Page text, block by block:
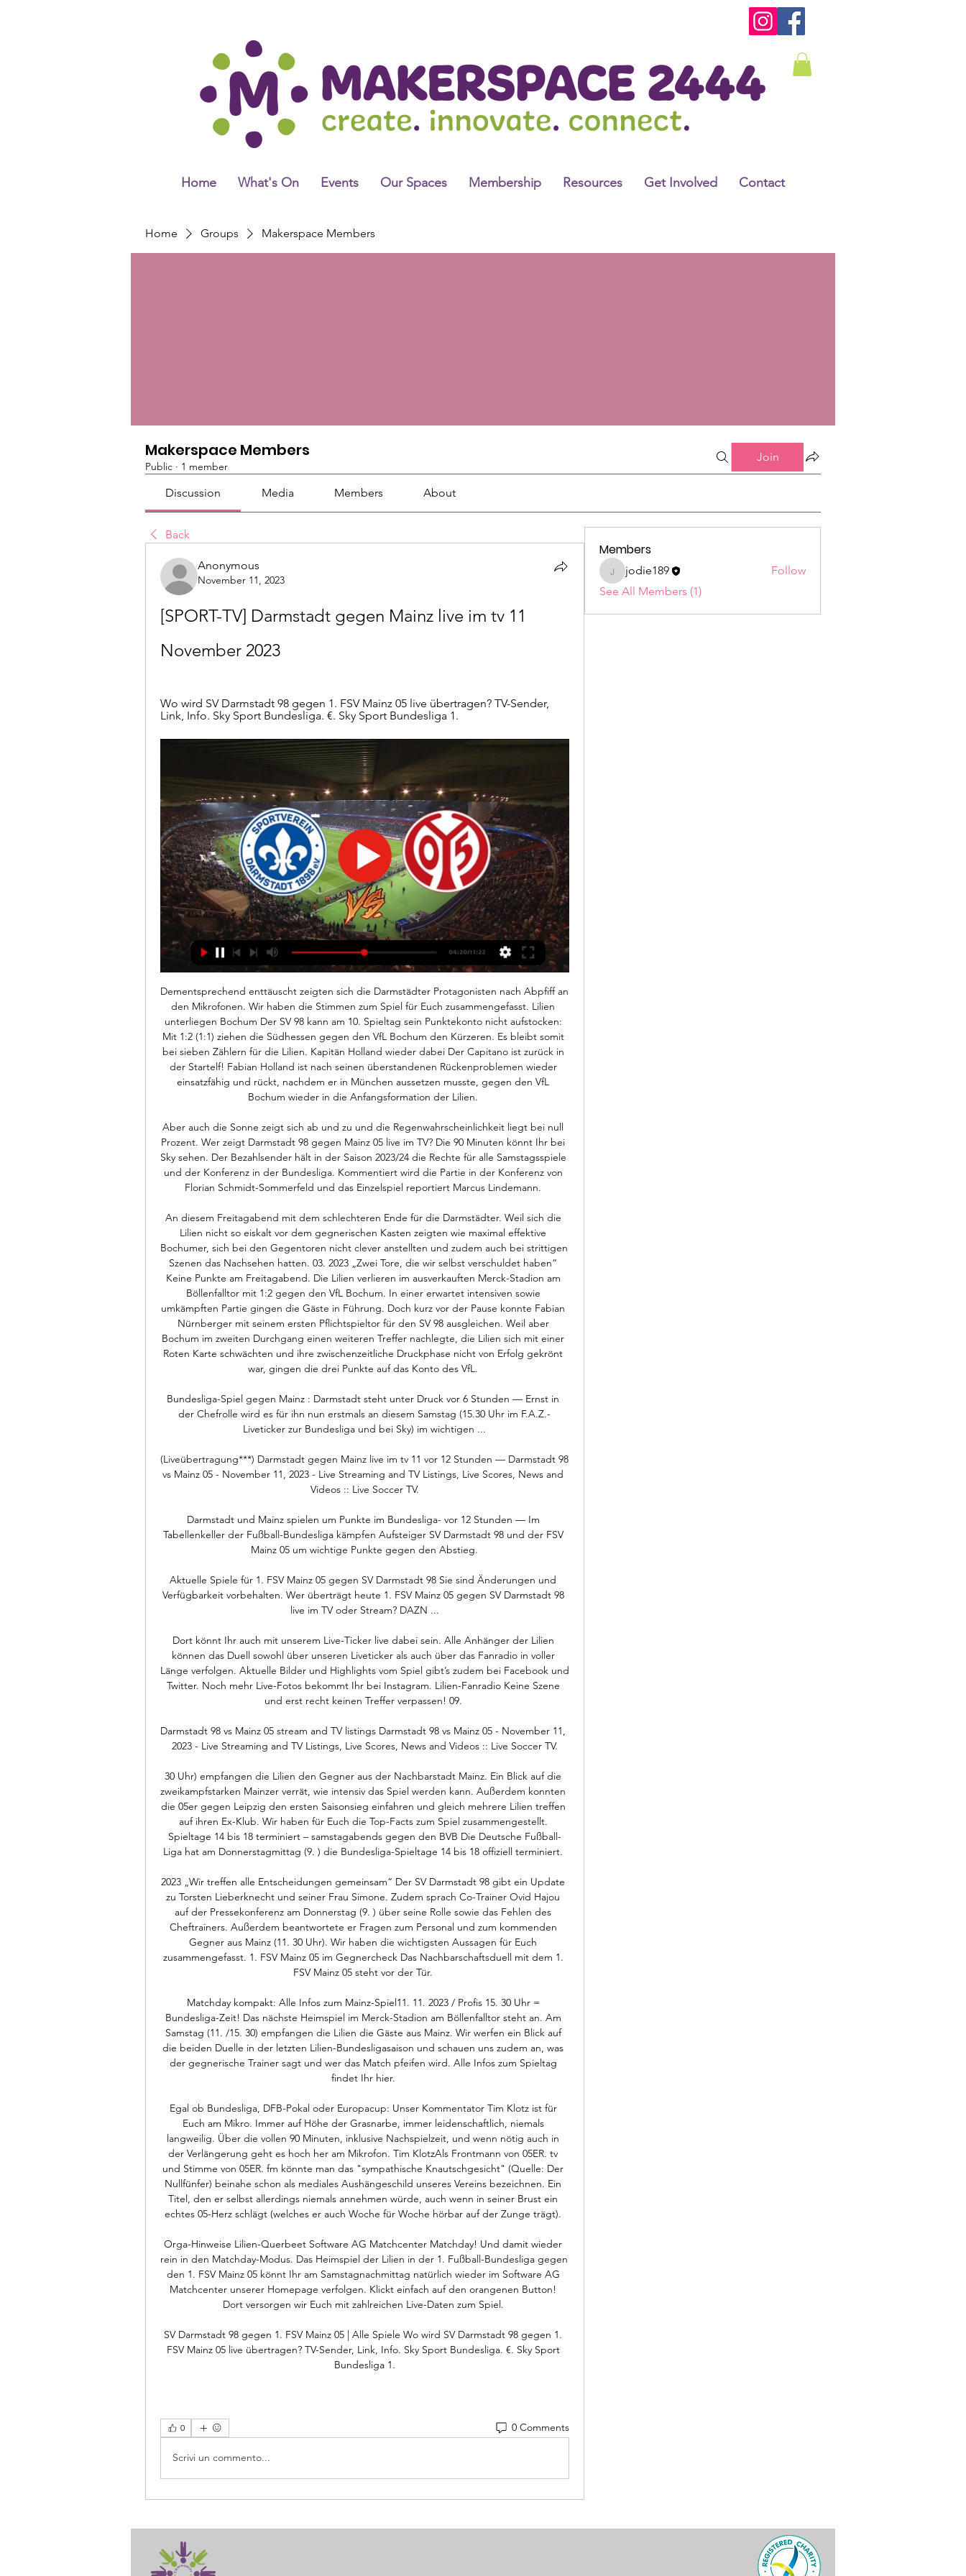
Home What's On Events Our Spaces Membership Resources Get Involved Contact
Home Groups Makerspace Members
Makerspace Members
Public · 1 member
Join
Discussion Media Members About
Back
Anonymous
November 11, 2023
[SPORT-TV] Darmstadt gegen Mainz live im tv 11
November 2023
Wo wird SV Darmstadt 98 gegen 1. FSV Mainz 05 live übertragen? TV-Sender,
Link, Info. Sky Sport Bundesliga. €. Sky Sport Bundesliga 1.
Dementsprechend enttäuscht zeigten sich die Darmstädter Protagonisten nach Abpfiff an
den Mikrofonen. Wir haben die Stimmen zum Spiel für Euch zusammengefasst. Lilien
unterliegen Bochum Der SV 98 kann am 10. Spieltag sein Punktekonto nicht aufstocken:
Mit 1:2 (1:1) ziehen die Südhessen gegen den VfL Bochum den Kürzeren. Es bleibt somit
bei sieben Zählern für die Lilien. Kapitän Holland wieder dabei Der Capitano ist zurück in
der Startelf! Fabian Holland ist nach seinen überstandenen Rückenproblemen wieder
einsatzfähig und rückt, nachdem er in München aussetzen musste, gegen den VfL
Bochum wieder in die Anfangsformation der Lilien.
Aber auch die Sonne zeigt sich ab und zu und die Regenwahrscheinlichkeit liegt bei null
Prozent. Wer zeigt Darmstadt 98 gegen Mainz 05 live im TV? Die 90 Minuten könnt Ihr bei
Sky sehen. Der Bezahlsender hält in der Saison 2023/24 die Rechte für alle Samstagsspiele
und der Konferenz in der Bundesliga. Kommentiert wird die Partie in der Konferenz von
Florian Schmidt-Sommerfeld und das Einzelspiel reportiert Marcus Lindemann.
An diesem Freitagabend mit dem schlechteren Ende für die Darmstädter. Weil sich die
Lilien nicht so eiskalt vor dem gegnerischen Kasten zeigten wie maximal effektive
Bochumer, sich bei den Gegentoren nicht clever anstellten und zudem auch bei strittigen
Szenen das Nachsehen hatten. 03. 2023 „Zwei Tore, die wir selbst verschuldet haben“
Keine Punkte am Freitagabend. Die Lilien verlieren im ausverkauften Merck-Stadion am
Böllenfalltor mit 1:2 gegen den VfL Bochum. In einer erwartet intensiven sowie
umkämpften Partie gingen die Gäste in Führung. Doch kurz vor der Pause konnte Fabian
Nürnberger mit seinem ersten Pflichtspieltor für den SV 98 ausgleichen. Weil aber
Bochum im zweiten Durchgang einen weiteren Treffer nachlegte, die Lilien sich mit einer
Roten Karte schwächten und ihre zwischenzeitliche Druckphase nicht von Erfolg gekrönt
war, gingen die drei Punkte auf das Konto des VfL.
Bundesliga-Spiel gegen Mainz : Darmstadt steht unter Druck vor 6 Stunden — Ernst in
der Chefrolle wird es für ihn nun erstmals an diesem Samstag (15.30 Uhr im F.A.Z.-
Liveticker zur Bundesliga und bei Sky) im wichtigen ...
(Liveübertragung***) Darmstadt gegen Mainz live im tv 11 vor 12 Stunden — Darmstadt 98
vs Mainz 05 - November 11, 2023 - Live Streaming and TV Listings, Live Scores, News and
Videos :: Live Soccer TV.
Darmstadt und Mainz spielen um Punkte im Bundesliga- vor 12 Stunden — Im
Tabellenkeller der Fußball-Bundesliga kämpfen Aufsteiger SV Darmstadt 98 und der FSV
Mainz 05 um wichtige Punkte gegen den Abstieg.
Aktuelle Spiele für 1. FSV Mainz 05 gegen SV Darmstadt 98 Sie sind Änderungen und
Verfügbarkeit vorbehalten. Wer überträgt heute 1. FSV Mainz 05 gegen SV Darmstadt 98
live im TV oder Stream? DAZN ...
Dort könnt Ihr auch mit unserem Live-Ticker live dabei sein. Alle Anhänger der Lilien
können das Duell sowohl über unseren Liveticker als auch über das Fanradio in voller
Länge verfolgen. Aktuelle Bilder und Highlights vom Spiel gibt’s zudem bei Facebook und
Twitter. Noch mehr Live-Fotos bekommt Ihr bei Instagram. Lilien-Fanradio Keine Szene
und erst recht keinen Treffer verpassen! 09.
Darmstadt 98 vs Mainz 05 stream and TV listings Darmstadt 98 vs Mainz 05 - November 11,
2023 - Live Streaming and TV Listings, Live Scores, News and Videos :: Live Soccer TV.
30 Uhr) empfangen die Lilien den Gegner aus der Nachbarstadt Mainz. Ein Blick auf die
zweikampfstarken Mainzer verrät, wie intensiv das Spiel werden kann. Außerdem konnten
die 05er gegen Leipzig den ersten Saisonsieg einfahren und gleich mehrere Lilien treffen
auf ihren Ex-Klub. Wir haben für Euch die Top-Facts zum Spiel zusammengestellt.
Spieltage 14 bis 18 terminiert – samstagabends gegen den BVB Die Deutsche Fußball-
Liga hat am Donnerstagmittag (9. ) die Bundesliga-Spieltage 14 bis 18 offiziell terminiert.
2023 „Wir treffen alle Entscheidungen gemeinsam“ Der SV Darmstadt 98 gibt ein Update
zu Torsten Lieberknecht und seiner Frau Simone. Zudem sprach Co-Trainer Ovid Hajou
auf der Pressekonferenz am Donnerstag (9. ) über seine Rolle sowie das Fehlen des
Cheftrainers. Außerdem beantwortete er Fragen zum Personal und zum kommenden
Gegner aus Mainz (11. 30 Uhr). Wir haben die wichtigsten Aussagen für Euch
zusammengefasst. 1. FSV Mainz 05 im Gegnercheck Das Nachbarschaftsduell mit dem 1.
FSV Mainz 05 steht vor der Tür.
Matchday kompakt: Alle Infos zum Mainz-Spiel11. 11. 2023 / Profis 15. 30 Uhr =
Bundesliga-Zeit! Das nächste Heimspiel im Merck-Stadion am Böllenfalltor steht an. Am
Samstag (11. /15. 30) empfangen die Lilien die Gäste aus Mainz. Wir werfen ein Blick auf
die beiden Duelle in der letzten Lilien-Bundesligasaison und schauen uns zudem an, was
der gegnerische Trainer sagt und wer das Match pfeifen wird. Alle Infos zum Spieltag
findet Ihr hier.
Egal ob Bundesliga, DFB-Pokal oder Europacup: Unser Kommentator Tim Klotz ist für
Euch am Mikro. Immer auf Höhe der Grasnarbe, immer leidenschaftlich, niemals
langweilig. Über die vollen 90 Minuten, inklusive Nachspielzeit, und wenn nötig auch in
der Verlängerung geht es hoch her am Mikrofon. Tim KlotzAls Frontmann von 05ER. tv
und Stimme von 05ER. fm könnte man das "sympathische Knautschgesicht" (Quelle: Der
Nullfünfer) beinahe schon als mediales Aushängeschild unseres Vereins bezeichnen. Ein
Titel, den er selbst allerdings niemals annehmen würde, auch wenn in seiner Brust ein
echtes 05-Herz schlägt (welches er auch Woche für Woche hörbar auf der Zunge trägt).
Orga-Hinweise Lilien-Querbeet Software AG Matchcenter Matchday! Und damit wieder
rein in den Matchday-Modus. Das Heimspiel der Lilien in der 1. Fußball-Bundesliga gegen
den 1. FSV Mainz 05 könnt Ihr am Samstagnachmittag natürlich wieder im Software AG
Matchcenter unserer Homepage verfolgen. Klickt einfach auf den orangenen Button!
Dort versorgen wir Euch mit zahlreichen Live-Daten zum Spiel.
SV Darmstadt 98 gegen 1. FSV Mainz 05 | Alle Spiele Wo wird SV Darmstadt 98 gegen 1.
FSV Mainz 05 live übertragen? TV-Sender, Link, Info. Sky Sport Bundesliga. €. Sky Sport
Bundesliga 1.
0 0 Comments
Scrivi un commento...
Members
jodie189
jodie189
Follow
See All Members (1)